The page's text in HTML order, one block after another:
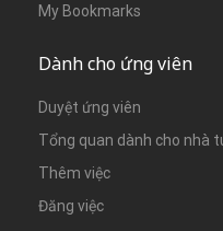
My Bookmarks
Dành cho ứng viên
Duyệt ứng viên
Tổng quan dành cho nhà
Thêm việc
Đăng việc